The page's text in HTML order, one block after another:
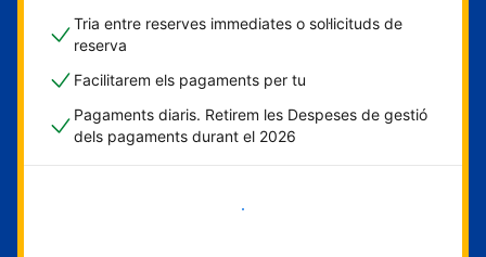
Tria entre reserves immediates o sol·licituds de
reserva
Facilitarem els pagaments per tu
Pagaments diaris. Retirem les Despeses de gestió
dels pagaments durant el 2026
Comença ara